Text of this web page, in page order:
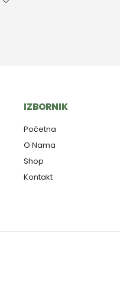
IZBORNIK
Početna
O Nama
Shop
Kontakt